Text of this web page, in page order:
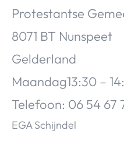
Protestantse
8071 BT Nunspeet
Gelderland
Maandag13:30 –
Telefoon: 06 54 67
EGA Schijndel